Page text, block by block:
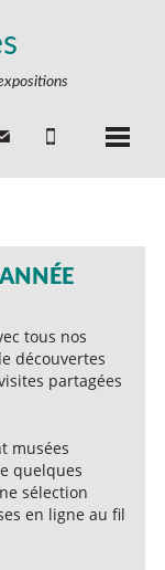
tous nos
découvertes
partagées
musées
quelques
sélection
en ligne au fil